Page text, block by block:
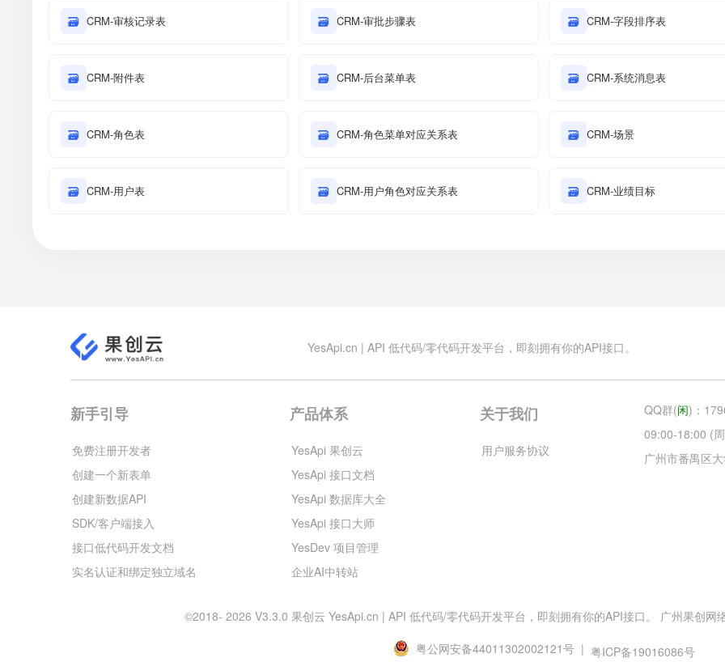
🗃 CRM-审核记录表 🗃 CRM-审批步骤表 🗃 CRM-字段排序表
🗃 CRM-附件表 🗃 CRM-后台菜单表 🗃 CRM-系统消息表
🗃 CRM-角色表 🗃 CRM-角色菜单对应关系表 🗃 CRM-场景
🗃 CRM-用户表 🗃 CRM-用户角色对应关系表 🗃 CRM-业绩目标
YesApi.cn | API 低代码/零代码开发平台，即刻拥有你的API接口。
新手引导
免费注册开发者
创建一个新表单
创建新数据API
SDK/客户端接入
接口低代码开发文档
实名认证和绑定独立域名
产品体系
YesApi 果创云
YesApi 接口文档
YesApi 数据库大全
YesApi 接口大师
YesDev 项目管理
企业AI中转站
关于我们
用户服务协议
QQ群(闲)：
09:00-18:00 (
广州市番禺区
©2018- 2026 V3.3.0 果创云 YesApi.cn | API 低代码/零代码开发平台，即刻拥有你的API接口。 广州果创网
粤公网安备44011302002121号 | 粤ICP备19016086号